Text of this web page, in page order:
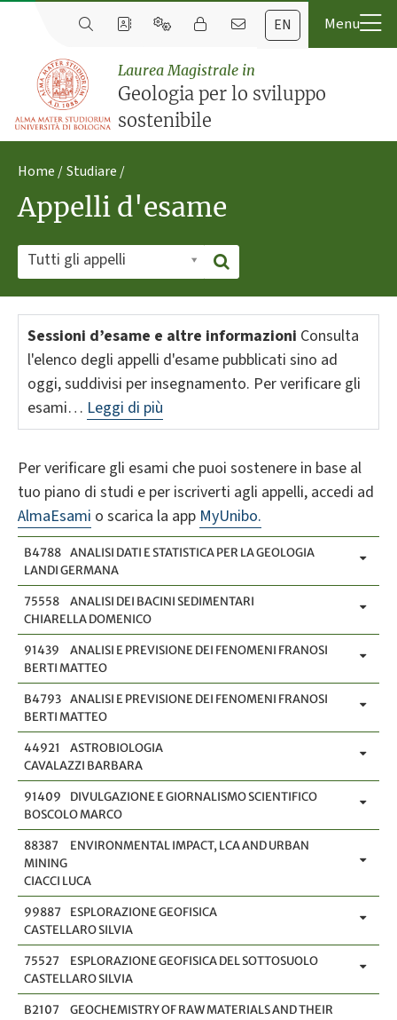
EN
Laurea Magistrale in
Geologia per lo sviluppo
sostenibile
Home Studiare
Appelli d'esame
Tutti gli appelli
Sessioni d’esame e altre informazioni Consulta
l'elenco degli appelli d'esame pubblicati sino ad
oggi, suddivisi per insegnamento. Per verificare gli
esami… Leggi di più
Per verificare gli esami che puoi sostenere in base al
tuo piano di studi e per iscriverti agli appelli, accedi ad
AlmaEsami o scarica la app MyUnibo.
B4788 ANALISI DATI E STATISTICA PER LA GEOLOGIA
LANDI GERMANA
75558
ANALISI DEI BACINI SEDIMENTARI
CHIARELLA DOMENICO
91439
ANALISI E PREVISIONE DEI FENOMENI FRANOSI
BERTI MATTEO
B4793 ANALISI E PREVISIONE DEI FENOMENI FRANOSI
BERTI MATTEO
44921
ASTROBIOLOGIA
CAVALAZZI BARBARA
91409
DIVULGAZIONE E GIORNALISMO SCIENTIFICO
BOSCOLO MARCO
88387
ENVIRONMENTAL IMPACT, LCA AND URBAN
MINING
CIACCI LUCA
99887
ESPLORAZIONE GEOFISICA
CASTELLARO SILVIA
75527
ESPLORAZIONE GEOFISICA DEL SOTTOSUOLO
CASTELLARO SILVIA
B2107
GEOCHEMISTRY OF RAW MATERIALS AND THEIR